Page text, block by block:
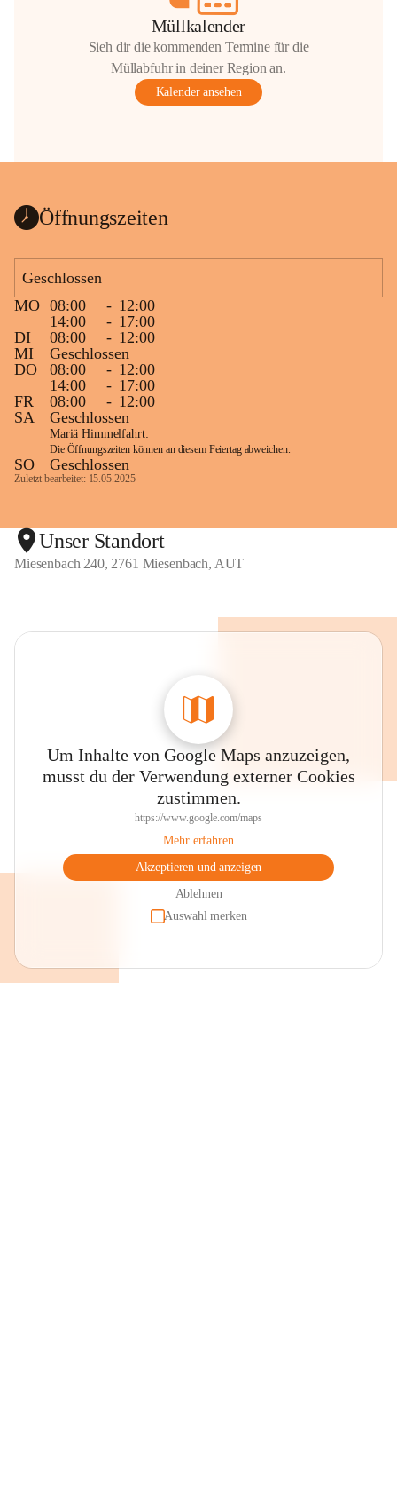
Müllkalender
Sieh dir die kommenden Termine für die
Müllabfuhr in deiner Region an.
Kalender ansehen
Öffnungszeiten
Geschlossen
MO 08:00 - 12:00
14:00
- 17:00
DI
08:00 - 12:00
MI
Geschlossen
DO
08:00 - 12:00
14:00
- 17:00
FR
08:00 - 12:00
SA
Geschlossen
Mariä Himmelfahrt:
Die Öffnungszeiten können an diesem Feiertag abweichen.
SO Geschlossen
Zuletzt bearbeitet: 15.05.2025
Unser Standort
Miesenbach 240, 2761 Miesenbach, AUT
Um Inhalte von Google Maps anzuzeigen,
musst du der Verwendung externer Cookies
zustimmen.
https://www.google.com/maps
Mehr erfahren
Akzeptieren und anzeigen
Ablehnen
Auswahl merken